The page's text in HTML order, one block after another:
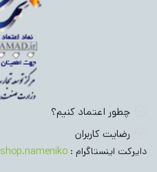
چطور اعتماد کنیم؟
رضایت کاربران
دایرکت اینستاگرام : shop.nameniko@